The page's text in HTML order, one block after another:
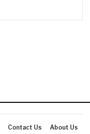
Contact Us About Us